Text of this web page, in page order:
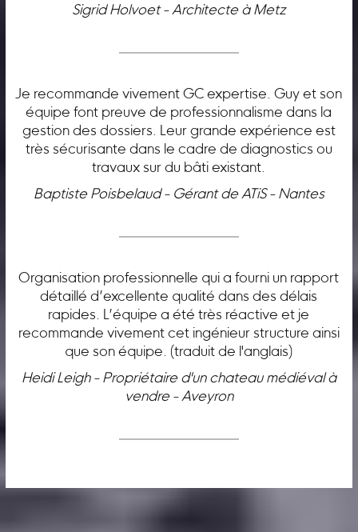
Sigrid Holvoet - Architecte à Metz
Je recommande vivement GC expertise. Guy et son
équipe font preuve de professionnalisme dans la
gestion des dossiers. Leur grande expérience est
très sécurisante dans le cadre de diagnostics ou
travaux sur du bâti existant.
Baptiste Poisbelaud - Gérant de ATiS - Nantes
Organisation professionnelle qui a fourni un rapport
détaillé d’excellente qualité dans des délais
rapides. L’équipe a été très réactive et je
recommande vivement cet ingénieur structure ainsi
que son équipe. (traduit de l'anglais)
Heidi Leigh - Propriétaire d'un chateau médiéval à
vendre - Aveyron